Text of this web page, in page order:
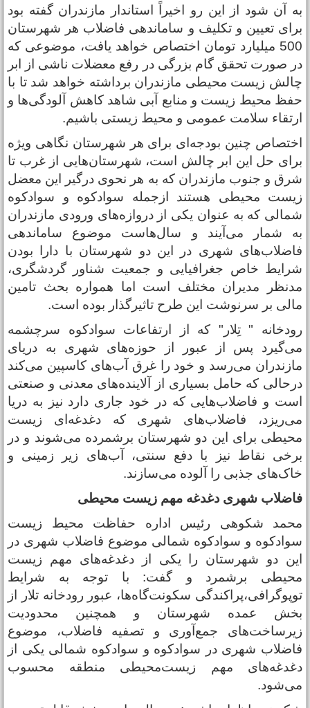
آن شود از این رو اخیراً استاندار مازندران گفته بود
تعیین و تکلیف و ساماندهی فاضلاب هر شهرستان
500 میلیارد تومان اختصاص خواهد یافت، موضوعی که
صورت تحقق گام بزرگی در رفع معضلات ناشی از ابر
زیست محیطی مازندران برداشته خواهد شد تا با
محیط زیست و منابع آبی شاهد کاهش آلودگی‌ها و
سلامت عمومی و محیط زیستی باشیم.
چنین بودجه‌ای برای هر شهرستان نگاهی ویژه
حل این ابر چالش است، شهرستان‌هایی از غرب تا
و جنوب مازندران که به هر نحوی درگیر این معضل
محیطی هستند ازجمله سوادکوه و سوادکوه
که به عنوان یکی از دروازه‌های ورودی مازندران
شمار می‌آیند و سال‌هاست موضوع ساماندهی
شهری در این دو شهرستان با دارا بودن
خاص جغرافیایی و جمعیت شناور گردشگری،
مدیران مختلف است اما همواره بحث تامین
بر سرنوشت این طرح تاثیر‌گذار بوده است.
" تِلار" که از ارتفاعات سوادکوه سرچشمه
پس از عبور از حوزه‌های شهری به دریای
می‌رسد و خود را غرق آب‌های کاسپین می‌کند
که حامل بسیاری از آلاینده‌های معدنی و صنعتی
و فاضلاب‌هایی که در خود جاری دارد نیز به دریا
فاضلاب‌های شهری که دغدغه‌ای زیست
برای این دو شهرستان برشمرده می‌شوند و در
نقاط نیز با دفع سنتی، آب‌های زیر زمینی و
جذبی را آلوده می‌سازند.
شهری دغدغه مهم زیست محیطی
شکوهی رئیس اداره حفاظت محیط زیست
و سوادکوه شمالی موضوع فاضلاب شهری در
دو شهرستان را یکی از دغدغه‌های مهم زیست
برشمرد و گفت: با توجه به شرایط
سکونت‌گاه‌ها، عبور رودخانه تلار از
عمده شهرستان و همچنین محدودیت
جمع‌آوری و تصفیه فاضلاب، موضوع
شهری در سوادکوه و سوادکوه شمالی یکی از
مهم زیست‌محیطی منطقه محسوب